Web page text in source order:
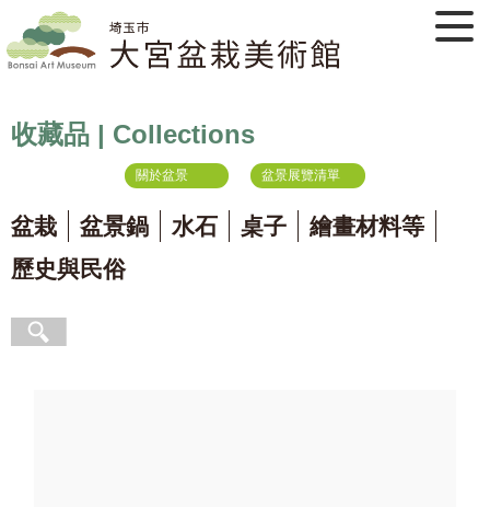
收藏品 | Collections
關於盆景 盆景展覽清單
盆栽 盆景鍋 水石 桌子
繪畫材料等
歷史與民俗